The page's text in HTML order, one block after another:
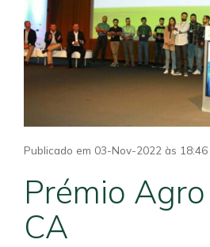
Publicado em 03-Nov-2022 às 18:46
Prémio
CA